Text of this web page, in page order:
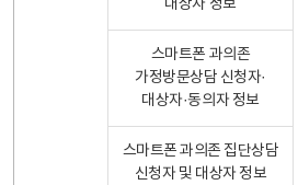
대상자 정보
스마트폰 과의존
가정방문상담 신청자·
대상자·동의자 정보
스마트폰 과의존 집단상담
신청자 및 대상자 정보